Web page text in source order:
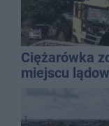
Ciężarówka
miejscu